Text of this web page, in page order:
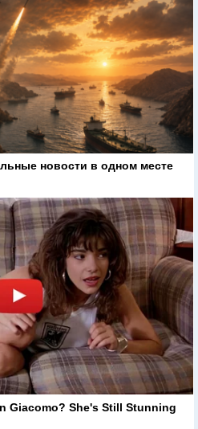
новости в одном месте
Giacomo? She's Still Stunning